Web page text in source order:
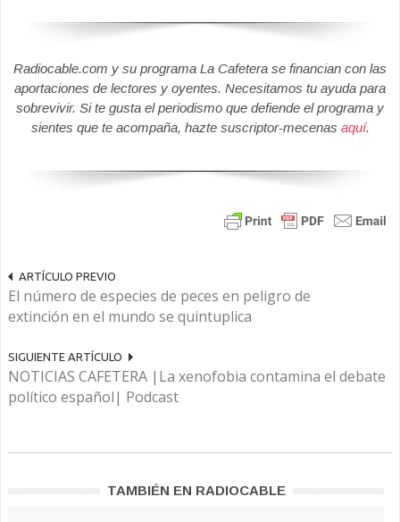
Radiocable.com y su programa La Cafetera se financian con las
aportaciones de lectores y oyentes. Necesitamos tu ayuda para
sobrevivir. Si te gusta el periodismo que defiende el programa y
sientes que te acompaña, hazte suscriptor-mecenas aquí.
ARTÍCULO PREVIO
El número de especies de peces en peligro de
extinción en el mundo se quintuplica
SIGUIENTE ARTÍCULO
NOTICIAS CAFETERA |La xenofobia contamina el debate
político español| Podcast
TAMBIÉN EN RADIOCABLE